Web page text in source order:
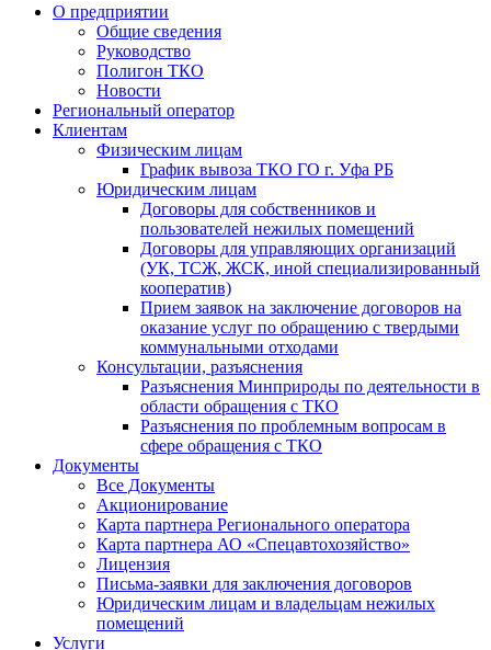
О предприятии
Общие сведения
Руководство
Полигон ТКО
Новости
Региональный оператор
Клиентам
Физическим лицам
График вывоза ТКО ГО г. Уфа РБ
Юридическим лицам
Договоры для собственников и
пользователей нежилых помещений
Договоры для управляющих организаций
(УК, ТСЖ, ЖСК, иной специализированный
кооператив)
Прием заявок на заключение договоров на
оказание услуг по обращению с твердыми
коммунальными отходами
Консультации, разъяснения
Разъяснения Минприроды по деятельности в
области обращения с ТКО
Разъяснения по проблемным вопросам в
сфере обращения с ТКО
Документы
Все Документы
Акционирование
Карта партнера Регионального оператора
Карта партнера АО «Спецавтохозяйство»
Лицензия
Письма-заявки для заключения договоров
Юридическим лицам и владельцам нежилых
помещений
Услуги